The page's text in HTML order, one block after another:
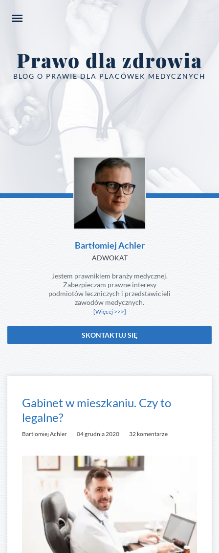
Prawo dla zdrowia
BLOG O PRAWIE DLA PLACÓWEK MEDYCZNYCH
Bartłomiej Achler
ADWOKAT
Jestem prawnikiem branży medycznej.
Zabezpieczam prawne interesy
podmiotów leczniczych i przedstawicieli
zawodów medycznych.
[Więcej >>>]
SKONTAKTUJ SIĘ
Gabinet w mieszkaniu. Czy to
legalne?
Bartlomiej Achler 04 grudnia 2020 32 komentarze